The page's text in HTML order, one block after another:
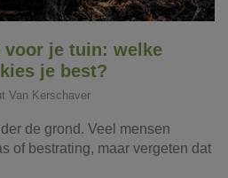
voor je tuin: welke
je best?
Van Kerschaver
de grond. Veel mensen
of bestrating, maar vergeten dat